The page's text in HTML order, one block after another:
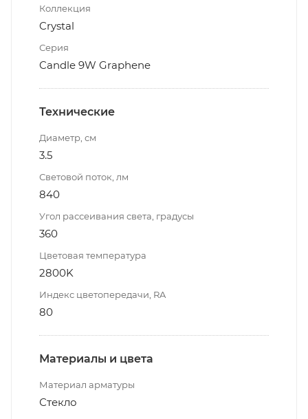
Коллекция
Crystal
Серия
Candle 9W Graphene
Технические
Диаметр, см
3.5
Световой поток, лм
840
Угол рассеивания света, градусы
360
Цветовая температура
2800K
Индекс цветопередачи, RA
80
Материалы и цвета
Материал арматуры
Стекло